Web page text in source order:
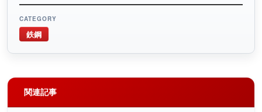
CATEGORY
鉄鋼
関連記事